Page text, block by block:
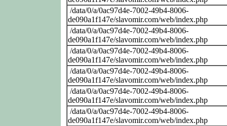
/data/0/a/0ac97d4e-7002-49b4-8006-
de090a1f147e/slavomir.com/web/index.php
/data/0/a/0ac97d4e-7002-49b4-8006-
de090a1f147e/slavomir.com/web/index.php
/data/0/a/0ac97d4e-7002-49b4-8006-
de090a1f147e/slavomir.com/web/index.php
/data/0/a/0ac97d4e-7002-49b4-8006-
de090a1f147e/slavomir.com/web/index.php
/data/0/a/0ac97d4e-7002-49b4-8006-
de090a1f147e/slavomir.com/web/index.php
/data/0/a/0ac97d4e-7002-49b4-8006-
de090a1f147e/slavomir.com/web/index.php